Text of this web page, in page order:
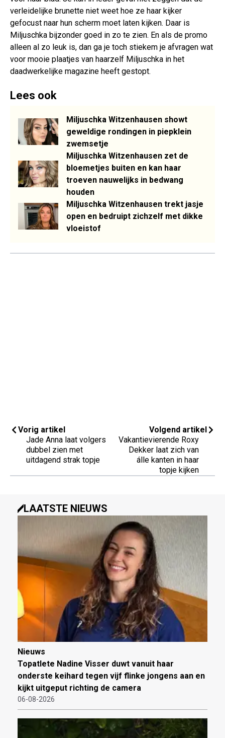
verleidelijke brunette niet weet hoe ze haar kijker
gefocust naar hun scherm moet laten kijken. Daar is
Miljuschka bijzonder goed in zo te zien. En als de promo
alleen al zo leuk is, dan ga je toch stiekem je afvragen wat
voor mooie plaatjes van haarzelf Miljuschka in het
daadwerkelijke magazine heeft gestopt.
Lees ook
Miljuschka Witzenhausen showt
geweldige rondingen in piepklein
zwemsetje
Miljuschka Witzenhausen zet de
bloemetjes buiten en kan haar
troeven nauwelijks in bedwang
houden
Miljuschka Witzenhausen trekt jasje
open en bedruipt zichzelf met dikke
vloeistof
Vorig artikel
Jade Anna laat volgers
dubbel zien met
uitdagend strak topje
Volgend artikel
Vakantievierende Roxy
Dekker laat zich van
álle kanten in haar
topje kijken
LAATSTE NIEUWS
Nieuws
Topatlete Nadine Visser duwt vanuit haar
onderste keihard tegen vijf flinke jongens aan en
kijkt uitgeput richting de camera
06-08-2026